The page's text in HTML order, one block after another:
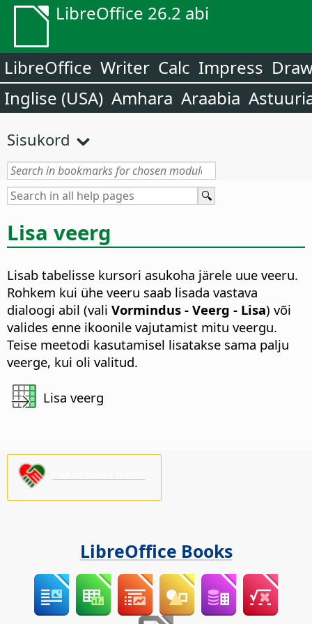
LibreOffice 26.2 abi
LibreOffice Writer Calc Impress
Inglise (USA) Amhara Araabia
Sisukord
Lisa veerg
Lisab tabelisse kursori asukoha järele uue veeru.
Rohkem kui ühe veeru saab lisada vastava
dialoogi abil (vali Vormindus - Veerg - Lisa) või
valides enne ikoonile vajutamist mitu veergu.
Teise meetodi kasutamisel lisatakse sama palju
veerge, kui oli valitud.
Lisa veerg
LibreOffice Books